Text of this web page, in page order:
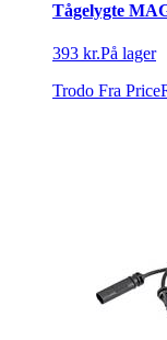
Tågelygte
393 kr.På lager
Trodo Fra